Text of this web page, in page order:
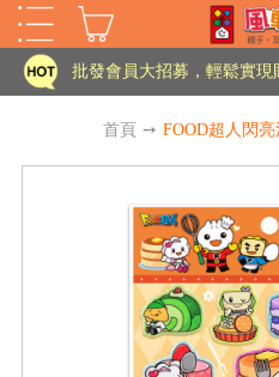
批發會員大招募，輕鬆實現
批發會員大招募，輕鬆實
首頁 ➙ FOOD超人閃